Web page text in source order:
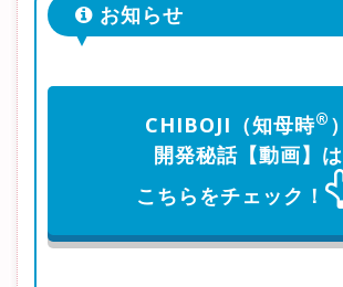
お知らせ
CHIBOJI（知母時® ）
開発秘話【動画】は
こちらをチェック！